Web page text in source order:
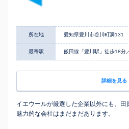
所在地 愛知県豊川市谷川町洞
最寄駅 飯田線「豊川駅」徒歩18分
詳細を見る
イエウールが厳選した企業以外にも、
魅力的な会社はまだまだあります。